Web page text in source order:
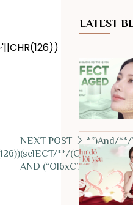
NEXT POST
*”)And/**/
(selECT/**/(CASE/**/
AND (“Ol6xC7k8” LIKE
LATEST